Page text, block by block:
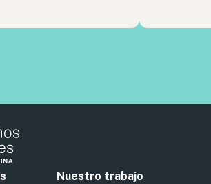
Nuestro trabajo